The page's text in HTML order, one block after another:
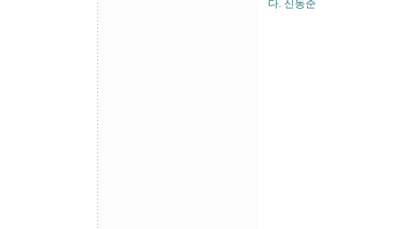
다. 신동준